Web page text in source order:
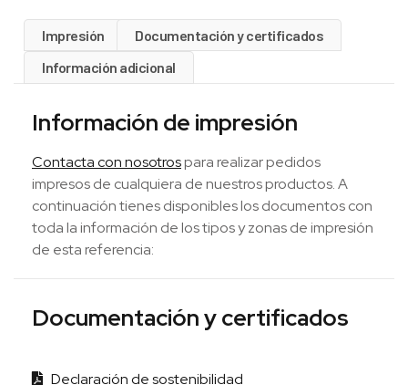
Impresión
Documentación y certificados
Información adicional
Información de impresión
Contacta con nosotrospara realizar pedidos
impresos de cualquiera de nuestros productos. A
continuación tienes disponibles los documentos con
toda la información de los tipos y zonas de impresión
de esta referencia:
Documentación y certificados
Declaración de sostenibilidad